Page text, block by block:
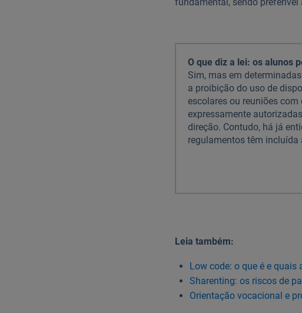
O que diz a lei: os alunos
Sim, mas em
a proibição do uso de
escolares ou reuniões
expressamente
direção. Contudo, há já
regulamentos têm
Leia também:
Low code: o que é e quais
Sharenting: os riscos de
Orientação vocacional e